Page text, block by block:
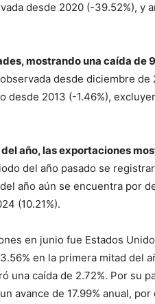
desde 2020 (-39.52%), y
mostrando una caída de
desde diciembre de
desde 2013 (-1.46%),
año, las exportaciones
del año pasado se
año aún se encuentra por
(10.21%).
en junio fue Estados
en la primera mitad del
una caída de 2.72%. Por su
avance de 17.99% anual,